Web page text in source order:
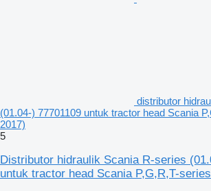
distributor
(01.04-) 77701109 untuk tractor head Scania
2017)
5
Distributor hidraulik Scania R-series
untuk tractor head Scania P,G,R,T-